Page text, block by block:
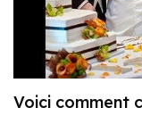
Voici comment